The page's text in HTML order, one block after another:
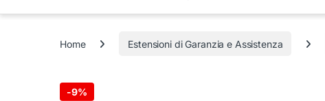
Home Estensioni di Garanzia e Assistenza
-9%